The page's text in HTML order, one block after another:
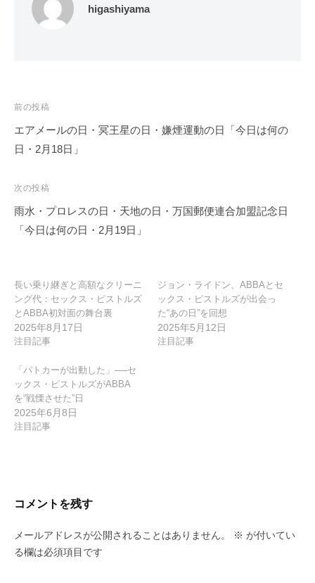
higashiyama
投
稿
ナ
ゲ
ー
シ
前の投稿
エアメールの日・冥王星の日・嫌煙運動の日「今日は何の
日・2月18日」
次の投稿
雨水・プロレスの日・天地の日・万国郵便連合加盟記念日
「今日は何の日・2月19日」
長い乗り継ぎと高額なクリーニ
ング代：セックス・ピストルズ
とABBA初対面の舞台裏
2025年8月17日
注目記事
ジョン・ライドン、ABBAとセ
ックス・ピストルズが出会っ
た“あの日”を回想
2025年5月12日
注目記事
「パトカーが出動した」──セ
ックス・ピストルズがABBA
を“戦慄させた”日
2025年6月8日
注目記事
コメントを残す
メールアドレスが公開されることはありません。 ※ が付いてい
る欄は必須項目です